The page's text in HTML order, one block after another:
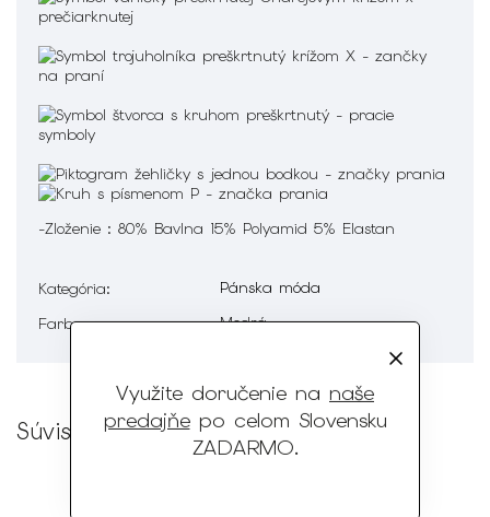
Využite doručenie na naše
predajňepo celom Slovensku
ZADARMO.
-Zloženie : 80% Bavlna 15% Polyamid 5% Elastan
Kategória:
Pánska móda
Farba: Modrá
Súvisiaci tovar